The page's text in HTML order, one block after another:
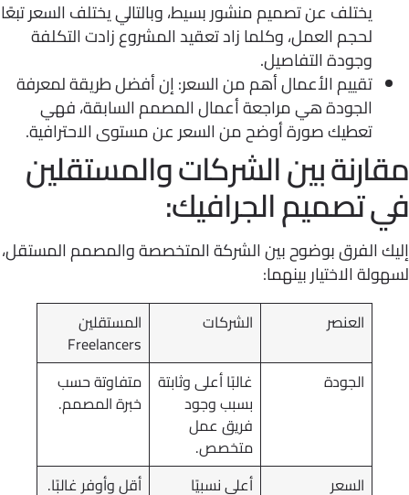
يختلف عن تصميم منشور بسيط، وبالتالي يختلف السعر تبعًا
لحجم العمل، وكلما زاد تعقيد المشروع زادت التكلفة
وجودة التفاصيل.
تقييم الأعمال أهم من السعر: إن أفضل طريقة لمعرفة
الجودة هي مراجعة أعمال المصمم السابقة، فهي
تعطيك صورة أوضح من السعر عن مستوى الاحترافية.
بين الشركات والمستقلين
تصميم الجرافيك:
الفرق بوضوح بين الشركة المتخصصة والمصمم المستقل،
الاختيار بينهما:
العنصر الشركات
المستقلين
Freelancers
الجودة
غالبًا أعلى وثابتة
بسبب وجود
فريق عمل
متخصص.
متفاوتة حسب
خبرة المصمم.
السعر
أعلى نسبيًا
أقل وأوفر غالبًا.